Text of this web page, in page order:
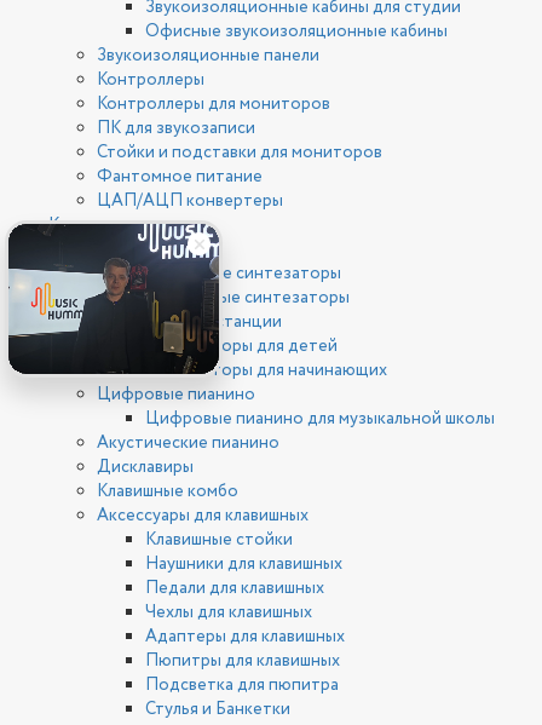
Звукоизоляционные кабины для студии
Офисные звукоизоляционные кабины
Звукоизоляционные панели
Контроллеры
Контроллеры для мониторов
ПК для звукозаписи
Стойки и подставки для мониторов
Фантомное питание
ЦАП/АЦП конвертеры
Клавишные
Синтезаторы
Цифровые синтезаторы
Аналоговые синтезаторы
Рабочие станции
Синтезаторы для детей
Синтезаторы для начинающих
Цифровые пианино
Цифровые пианино для музыкальной школы
Акустические пианино
Дисклавиры
Клавишные комбо
Аксессуары для клавишных
Клавишные стойки
Наушники для клавишных
Педали для клавишных
Чехлы для клавишных
Адаптеры для клавишных
Пюпитры для клавишных
Подсветка для пюпитра
Стулья и Банкетки